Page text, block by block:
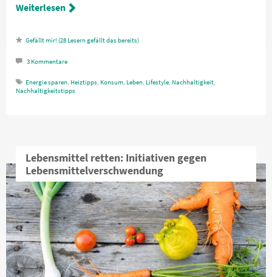
Weiterlesen
28 Lesern gefällt das
3 Kommentare
Energie sparen, Heiztipps, Konsum, Leben, Lifestyle, Nachhaltigkeit,
Nachhaltigkeitstipps
Lebensmittel retten: Initiativen gegen
Lebensmittelverschwendung